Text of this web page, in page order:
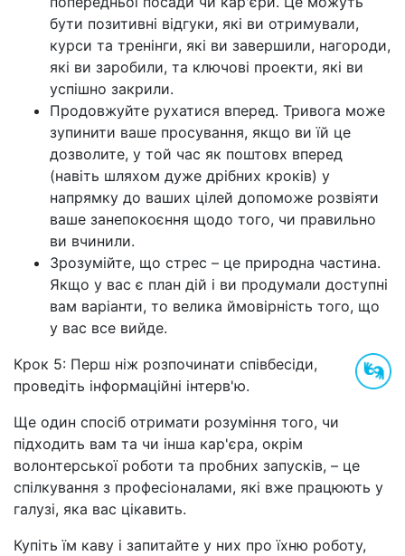
бути позитивні відгуки, які ви отримували,
курси та тренінги, які ви завершили, нагороди,
які ви заробили, та ключові проекти, які ви
успішно закрили.
Продовжуйте рухатися вперед. Тривога може
зупинити ваше просування, якщо ви їй це
дозволите, у той час як поштовх вперед
(навіть шляхом дуже дрібних кроків) у
напрямку до ваших цілей допоможе розвіяти
ваше занепокоєння щодо того, чи правильно
ви вчинили.
Зрозумійте, що стрес – це природна частина.
Якщо у вас є план дій і ви продумали доступні
вам варіанти, то велика ймовірність того, що
у вас все вийде.
Крок 5: Перш ніж розпочинати співбесіди,
проведіть інформаційні інтерв'ю.
Ще один спосіб отримати розуміння того, чи
підходить вам та чи інша кар'єра, окрім
волонтерської роботи та пробних запусків, – це
спілкування з професіоналами, які вже працюють у
галузі, яка вас цікавить.
Купіть їм каву і запитайте у них про їхню роботу,